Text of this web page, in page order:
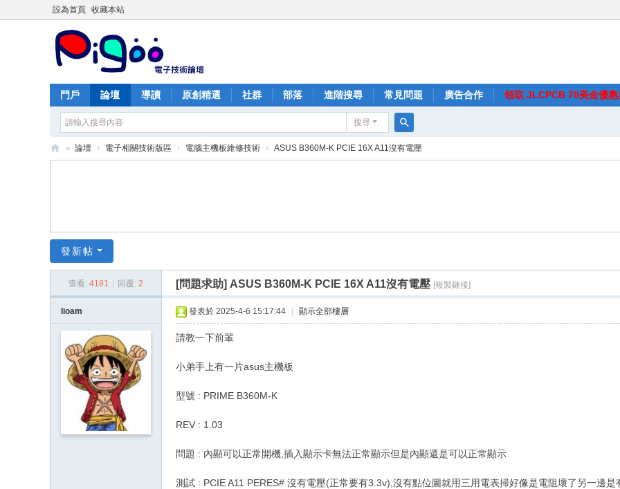
設為首頁 收藏本站
門戶 論壇 導讀 原創精選 社群 部落 進階搜尋 常見問題 廣告合作 領取 JLCPCB 70美金優惠
搜尋
搜
尋
酷
» 論壇 › 電子相關技術版區 › 電腦主機板維修技術 › ASUS B360M-K PCIE 16X A11沒有電壓
發新帖
查看: 4181 回覆: 2 [問題求助] ASUS B360M-K PCIE 16X A11沒有電壓 [複製鏈接]
lioam 發表於 2025-4-6 15:17:44 顯示全部樓層
請教一下前輩
小弟手上有一片asus主機板
型號 : PRIME B360M-K
REV : 1.03
問題 : 內顯可以正常開機,插入顯示卡無法正常顯示但是內顯還是可以正常顯示
測試 : PCIE A11 PERES# 沒有電壓(正常要有3.3v),沒有點位圖就用三用電表掃好像是電阻壞了另一邊是